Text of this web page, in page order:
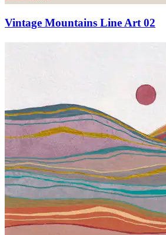
Vintage Mountains Line Art 02